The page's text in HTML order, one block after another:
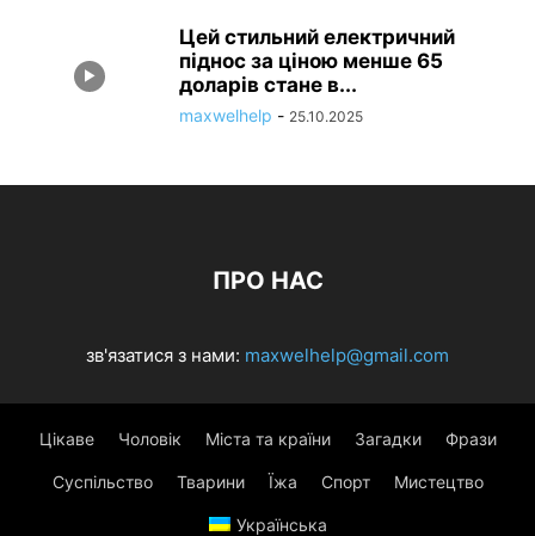
Цей стильний електричний
піднос за ціною менше 65
доларів стане в...
maxwelhelp - 25.10.2025
ПРО НАС
зв'язатися з нами: maxwelhelp@gmail.com
Цікаве Чоловік Міста та країни Загадки Фрази
Суспільство Тварини Їжа Спорт Мистецтво
Українська